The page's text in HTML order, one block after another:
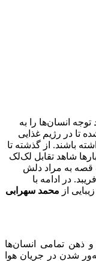
توجه انسان‌ها را به
تا در رژیم غذایی
باشند. از گذشته تا
شاهد تقابل لک‌لک
قصه به مراد دلش
در ادامه با
از محمد سهرابی
ذهن تمامی انسان‌ها
شدن در جریان هوا